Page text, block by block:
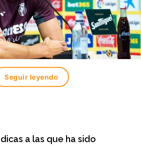
Seguir leyendo
a las que ha sido